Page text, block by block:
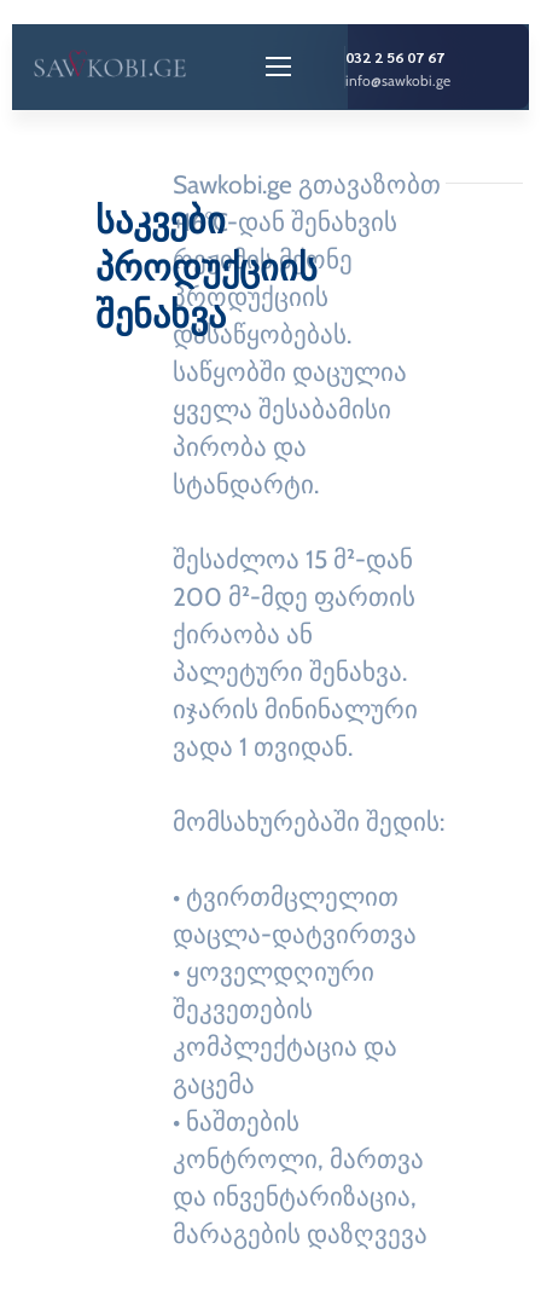
032 2 56 07 67
info@sawkobi.ge
საკვები
პროდუქციის
შენახვა
Sawkobi.ge გთავაზობთ
+16°C-დან შენახვის
რეჟიმის მქონე
პროდუქციის
დასაწყობებას.
საწყობში დაცულია
ყველა შესაბამისი
პირობა და
სტანდარტი.
შესაძლოა 15 მ²-დან
200 მ²-მდე ფართის
ქირაობა ან
პალეტური შენახვა.
იჯარის მინინალური
ვადა 1 თვიდან.
მომსახურებაში შედის:
• ტვირთმცლელით
დაცლა-დატვირთვა
• ყოველდღიური
შეკვეთების
კომპლექტაცია და
გაცემა
• ნაშთების
კონტროლი, მართვა
და ინვენტარიზაცია,
მარაგების დაზღვევა